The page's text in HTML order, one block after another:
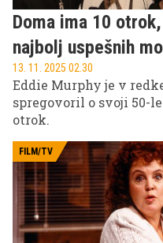
Doma ima 10
najbolj uspešnih
13. 11. 2025 02.30
Eddie Murphy je v
spregovoril o svoji 50-
otrok.
FILM/TV